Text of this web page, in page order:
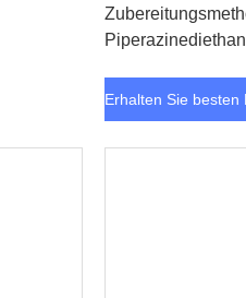
Erhalten Sie besten